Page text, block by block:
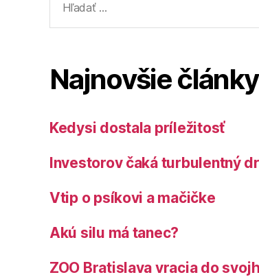
Najnovšie články
Kedysi dostala príležitosť
Investorov čaká turbulentný
Vtip o psíkovi a mačičke
Akú silu má tanec?
ZOO Bratislava vracia do